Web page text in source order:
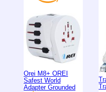
Orei M8+ OREI
Safest World
Adapter Grounded